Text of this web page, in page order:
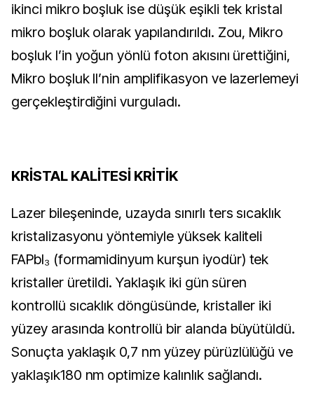
ikinci mikro boşluk ise düşük eşikli tek kristal
mikro boşluk olarak yapılandırıldı. Zou, Mikro
boşluk I’in yoğun yönlü foton akısını ürettiğini,
Mikro boşluk II’nin amplifikasyon ve lazerlemeyi
gerçekleştirdiğini vurguladı.
KRİSTAL KALİTESİ KRİTİK
Lazer bileşeninde, uzayda sınırlı ters sıcaklık
kristalizasyonu yöntemiyle yüksek kaliteli
FAPbI₃ (formamidinyum kurşun iyodür) tek
kristaller üretildi. Yaklaşık iki gün süren
kontrollü sıcaklık döngüsünde, kristaller iki
yüzey arasında kontrollü bir alanda büyütüldü.
Sonuçta yaklaşık 0,7 nm yüzey pürüzlülüğü ve
yaklaşık180 nm optimize kalınlık sağlandı.